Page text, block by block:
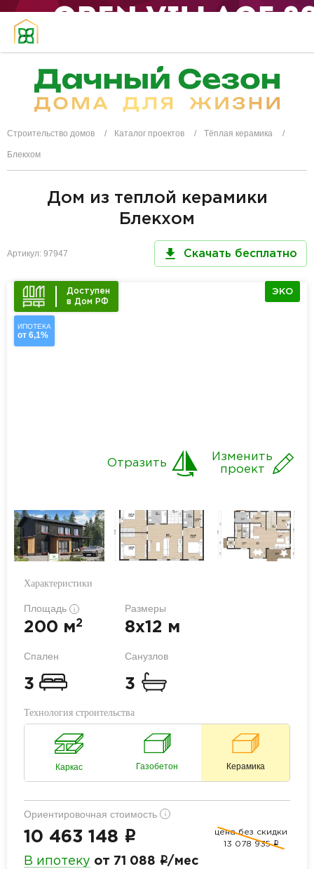
Строительство домов Каталог проектов Тёплая керамика
Блекхом
Дом из теплой керамики
Блекхом
Артикул: 97947 Скачать бесплатно
Доступен
в Дом РФ
ИПОТЕКА
от 6,1%
ЭКО
Изменить
проект
Отразить
Характеристики
Площадь i
200 м2
Размеры
8x12 м
Спален
3
Санузлов
3
Технология строительства
Каркас Газобетон Керамика
Ориентировочная стоимость i
10 463 148 i
цена без скидки
13 078 935 i
В ипотеку от 71 088 i/мес